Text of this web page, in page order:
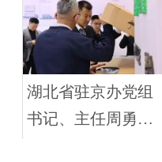
湖北省驻京办党组
书记、主任周勇一